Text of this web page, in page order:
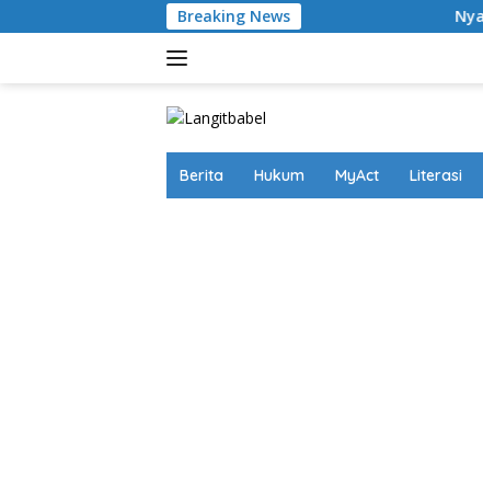
to
Breaking News Nyaris Putus Asa
Berita Hukum MyAct Literasi